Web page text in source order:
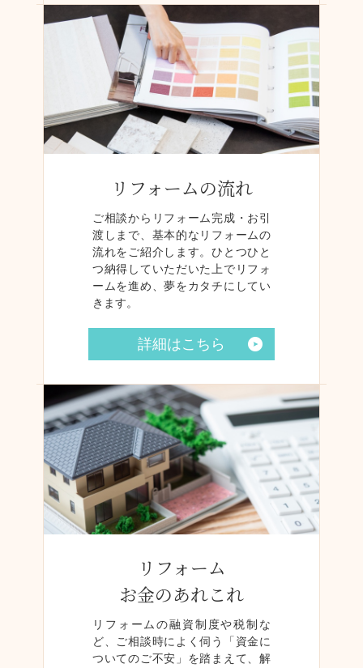
リフォームの流れ
ご相談からリフォーム完成・お引
渡しまで、基本的なリフォームの
流れをご紹介します。ひとつひと
つ納得していただいた上でリフォ
ームを進め、夢をカタチにしてい
きます。
詳細はこちら
リフォーム
お金のあれこれ
リフォームの融資制度や税制な
ど、ご相談時によく伺う「資金に
ついてのご不安」を踏まえて、解